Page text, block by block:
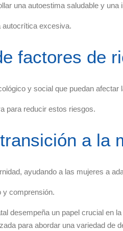
una autoestima saludable y
autocrítica excesiva.
factores de
y social que puedan afectar
para reducir estos riesgos.
a la
ayudando a las mujeres a
y comprensión.
desempeña un papel crucial en
para abordar una variedad